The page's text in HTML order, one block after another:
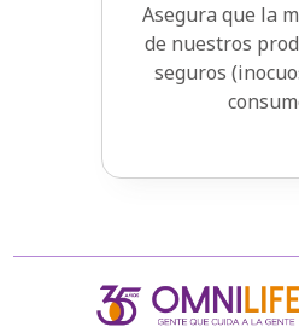
Asegura que la
de nuestros
seguros